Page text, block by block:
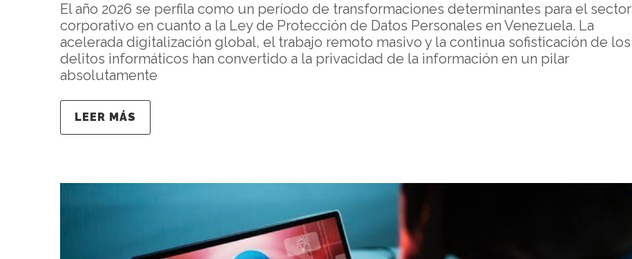
El año 2026 se perfila como un período de transformaciones determinantes para el sector
corporativo en cuanto a la Ley de Protección de Datos Personales en Venezuela. La
acelerada digitalización global, el trabajo remoto masivo y la continua sofisticación de los
delitos informáticos han convertido a la privacidad de la información en un pilar
absolutamente
LEER MÁS